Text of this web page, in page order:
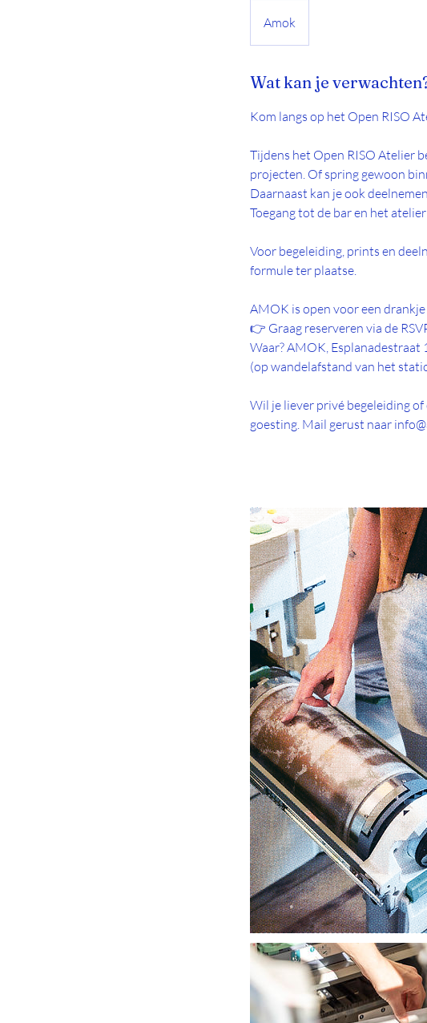
Amok
Wat kan je
Kom langs op het Open RISO
Tijdens het Open RISO Atelier
projecten. Of spring gewoon
Daarnaast kan je ook
Toegang tot de bar en het
Voor begeleiding, prints en
formule ter plaatse.
AMOK is open voor een drankje
👉 Graag reserveren via de
Waar? AMOK, Esplanadestraat
(op wandelafstand van het
Wil je liever privé begeleiding
goesting. Mail gerust naar